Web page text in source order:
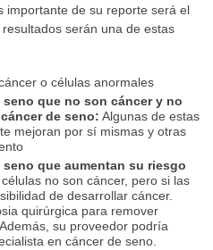
importante de su reporte será el
serán una de estas
o células anormales
que no son cáncer y no
de seno: Algunas de estas
mejoran por sí mismas y otras
que aumentan su riesgo
no son cáncer, pero si las
de desarrollar cáncer.
quirúrgica para remover
su proveedor podría
en cáncer de seno.